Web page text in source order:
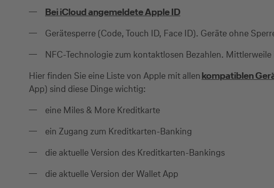
Bei iCloud angemeldete Apple ID
Gerätesperre (Code, Touch ID, Face ID). Geräte ohne
NFC-Technologie zum kontaktlosen Bezahlen.
Hier finden Sie eine Liste von Apple mit allen kompatiblen
App) sind diese Dinge wichtig:
eine Miles & More Kreditkarte
ein Zugang zum Kreditkarten-Banking
die aktuelle Version des Kreditkarten-Bankings
die aktuelle Version der Wallet App